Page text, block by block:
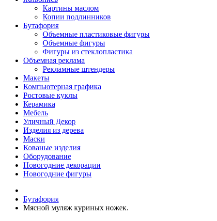
Картины маслом
Копии подлинников
Бутафория
Объемные пластиковые фигуры
Объемные фигуры
Фигуры из стеклопластика
Объемная реклама
Рекламные штендеры
Макеты
Компьютерная графика
Ростовые куклы
Керамика
Мебель
Уличный Декор
Изделия из дерева
Маски
Кованые изделия
Оборудование
Новогодние декорации
Новогодние фигуры
Бутафория
Мясной муляж куриных ножек.